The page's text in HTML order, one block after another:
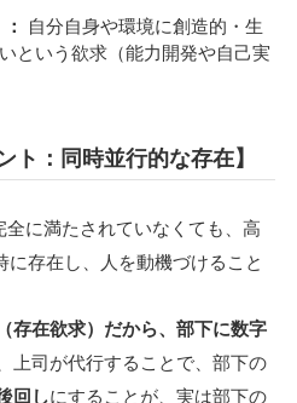
自分自身や環境に創造的・生
という欲求（能力開発や自己実
ト：同時並行的な存在】
全に満たされていなくても、高
に存在し、人を動機づけること
存在欲求）だから、部下に数字
上司が代行することで、部下の
回しにすることが、実は部下の